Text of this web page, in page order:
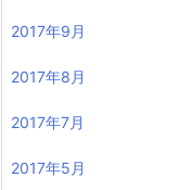
2017年9月
2017年8月
2017年7月
2017年5月